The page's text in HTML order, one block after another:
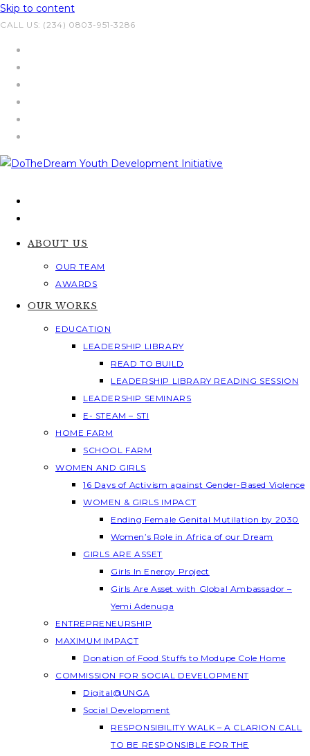
Skip to content
CALL US: (234) 0803-951-3286
ABOUT US
OUR TEAM
AWARDS
OUR WORKS
EDUCATION
LEADERSHIP LIBRARY
READ TO BUILD
LEADERSHIP LIBRARY READING SESSION
LEADERSHIP SEMINARS
E- STEAM – STI
HOME FARM
SCHOOL FARM
WOMEN AND GIRLS
16 Days of Activism against Gender-Based Violence
WOMEN & GIRLS IMPACT
Ending Female Genital Mutilation by 2030
Women’s Role in Africa of our Dream
GIRLS ARE ASSET
Girls In Energy Project
Girls Are Asset with Global Ambassador –
Yemi Adenuga
ENTREPRENEURSHIP
MAXIMUM IMPACT
Donation of Food Stuffs to Modupe Cole Home
COMMISSION FOR SOCIAL DEVELOPMENT
Digital@UNGA
Social Development
RESPONSIBILITY WALK – A CLARION CALL
TO BE RESPONSIBLE FOR THE